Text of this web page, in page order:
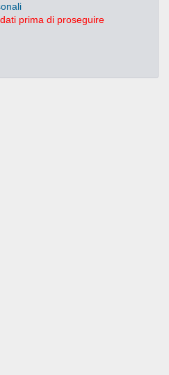
prima di proseguire